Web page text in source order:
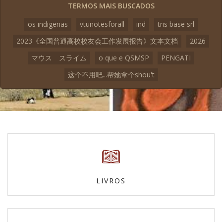
TERMOS MAIS BUSCADOS
os indigenas
vtunotesforall ind
tris base srl
2023《全国普通高校校友会工作发展报告》文本文档
2026
マウス スライム
o que e QSMSP
PENGATI
这个不用吧...帮她拿个shou't
LIVROS